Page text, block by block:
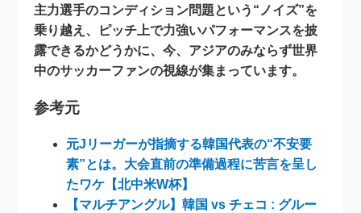
主力選手のコンディション問題という“ノイズ”を
乗り越え、ピッチ上で力強いパフォーマンスを披
露できるかどうかに、今、アジアのみならず世界
中のサッカーファンの視線が集まっています。
参考元
元Jリーガーが指摘する韓国代表の“不安要
素”とは。大会直前の準備過程に苦言を呈し
たワケ【北中米W杯】
【マルチアングル】韓国 vs チェコ : グルー